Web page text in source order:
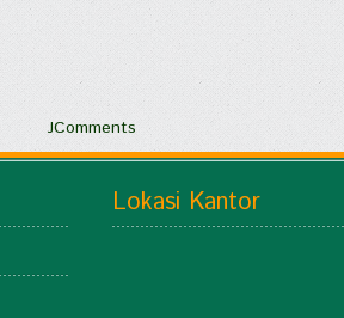
JComments
Lokasi Kantor